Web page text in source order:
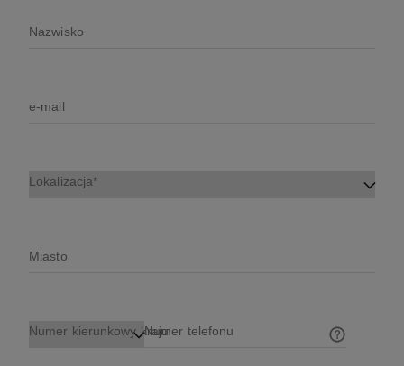
Nazwisko
e-mail
Lokalizacja
Miasto
Numer kierunkowy krajuNumer telefonu